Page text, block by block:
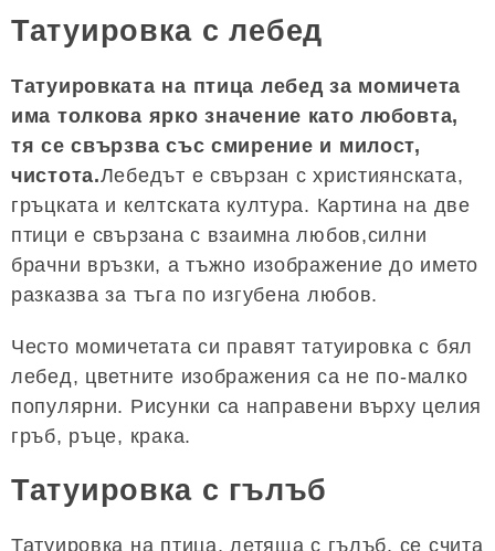
Татуировка с лебед
Татуировката на птица лебед за момичета
има толкова ярко значение като любовта,
тя се свързва със смирение и милост,
чистота.Лебедът е свързан с християнската,
гръцката и келтската култура. Картина на две
птици е свързана с взаимна любов,силни
брачни връзки, а тъжно изображение до името
разказва за тъга по изгубена любов.
Често момичетата си правят татуировка с бял
лебед, цветните изображения са не по-малко
популярни. Рисунки са направени върху целия
гръб, ръце, крака.
Татуировка с гълъб
Татуировка на птица, летяща с гълъб, се счита